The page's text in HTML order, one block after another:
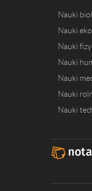
Nauki
Nauki
Nauki
Nauki
Nauki
Nauki
Nauki